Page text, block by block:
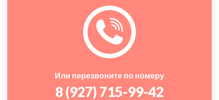
Или перезвоните по номеру
8 (927) 715-99-42